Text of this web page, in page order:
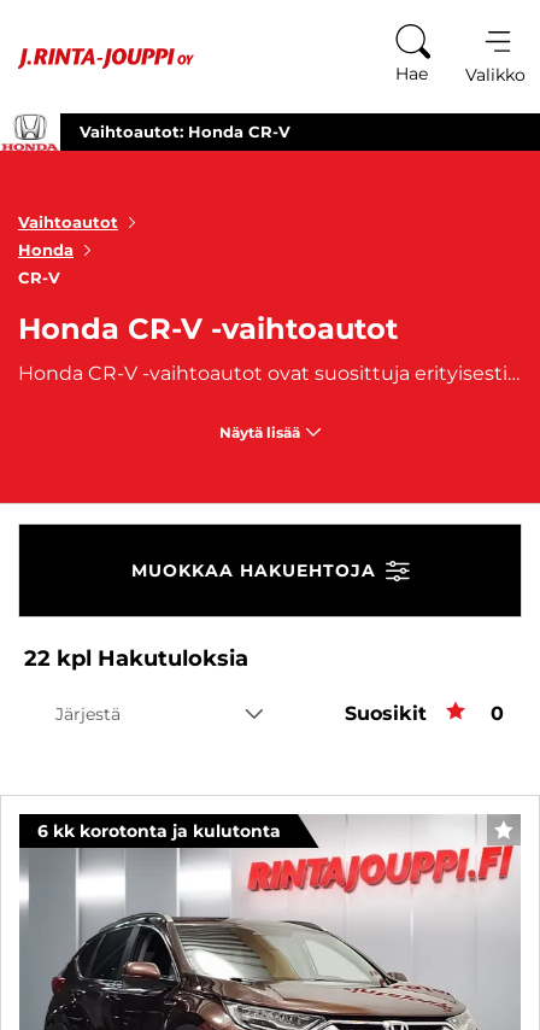
Hae Valikko
Vaihtoautot: Honda CR-V
Vaihtoautot
Honda
CR-V
Honda CR-V -vaihtoautot
Honda CR-V -vaihtoautot ovat suosittuja erityisesti perheiden ja aktiivisten autoilijoiden keskuudessa, jotka tarvitsevat tilavan, monikäyttöisen ja luotettavan katumaasturin. CR-V-malli tunnetaan erinomaisesta ajettavuudestaan, modernista teknologisesta varustelustaan ja polttoainetehokkuudestaan, joka tekee siitä loistavan valinnan niin kaupunkiajoon kuin maanteille. Honda CR-V tarjoaa poikkeuksellisen mukavat sisätilat, joissa riittää tilaa matkustajille ja tavaroille. Taitettavat takapenkit mahdollistavat suuremman tavaratilan, mikä tekee CR-V:stä loistavan kumppanin niin perheiden arkeen kuin viikonloppureissuillekin. Lisäksi CR-V:n korkeampi istumakorkeus ja hyvä näkyvyys parantavat ajomukavuutta ja turvallisuutta.
Näytä lisää
MUOKKAA HAKUEHTOJA
22 kpl Hakutuloksia
Järjestä Suosikit 0
6 kk korotonta ja kulutonta